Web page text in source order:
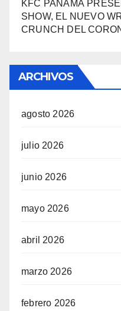
KFC PANAMÁ
SHOW, EL NUEVO
CRUNCH DEL
ARCHIVOS
agosto 2026
julio 2026
junio 2026
mayo 2026
abril 2026
marzo 2026
febrero 2026